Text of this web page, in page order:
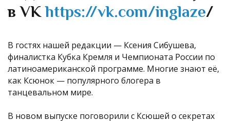
в VKhttps://vk.com/inglaze/
В гостях нашей редакции — Ксения Сибушева,
финалистка Кубка Кремля и Чемпионата России по
латиноамериканской программе. Многие знают её,
как Ксюнок — популярного блогера в
танцевальном мире.
В новом выпуске поговорили с Ксюшей о секретах